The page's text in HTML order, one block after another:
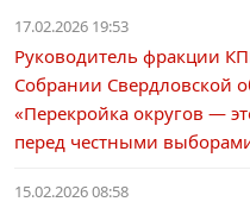
17.02.2026 19:53
Руководитель фракции
Собрании Свердловской
«Перекройка округов —
перед честными
15.02.2026 08:58